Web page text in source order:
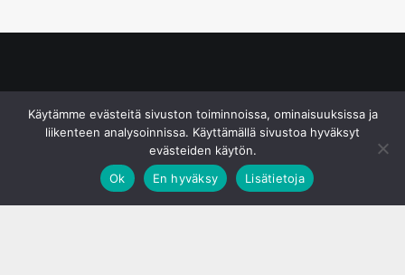
Käytämme evästeitä sivuston toiminnoissa, ominaisuuksissa ja
liikenteen analysoinnissa. Käyttämällä sivustoa hyväksyt
evästeiden käytön.
Ok
En hyväksy Lisätietoja